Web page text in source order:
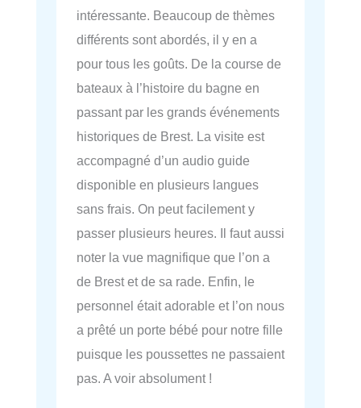
intéressante. Beaucoup de thèmes
différents sont abordés, il y en a
pour tous les goûts. De la course de
bateaux à l’histoire du bagne en
passant par les grands événements
historiques de Brest. La visite est
accompagné d’un audio guide
disponible en plusieurs langues
sans frais. On peut facilement y
passer plusieurs heures. Il faut aussi
noter la vue magnifique que l’on a
de Brest et de sa rade. Enfin, le
personnel était adorable et l’on nous
a prêté un porte bébé pour notre fille
puisque les poussettes ne passaient
pas. A voir absolument !